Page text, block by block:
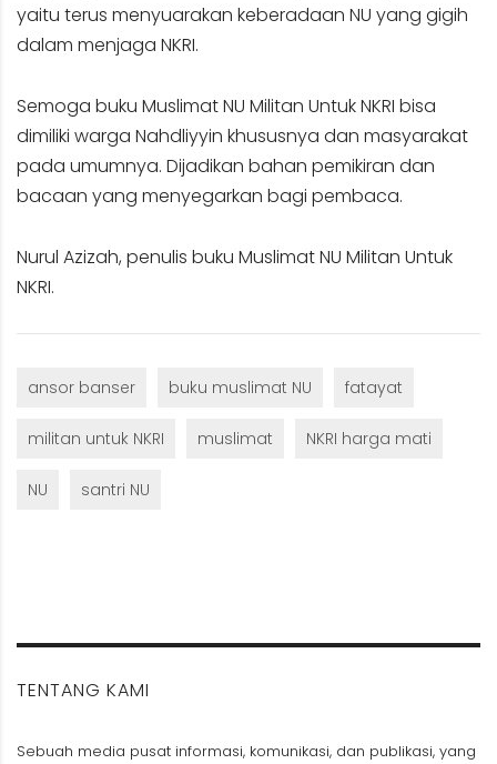
yaitu terus menyuarakan keberadaan NU yang gigih
dalam menjaga NKRI.
Semoga buku Muslimat NU Militan Untuk NKRI bisa
dimiliki warga Nahdliyyin khususnya dan masyarakat
pada umumnya. Dijadikan bahan pemikiran dan
bacaan yang menyegarkan bagi pembaca.
Nurul Azizah, penulis buku Muslimat NU Militan Untuk
NKRI.
ansor banser buku muslimat NU fatayat
militan untuk NKRI muslimat NKRI harga mati
NU santri NU
TENTANG KAMI
Sebuah media pusat informasi, komunikasi, dan publikasi, yang